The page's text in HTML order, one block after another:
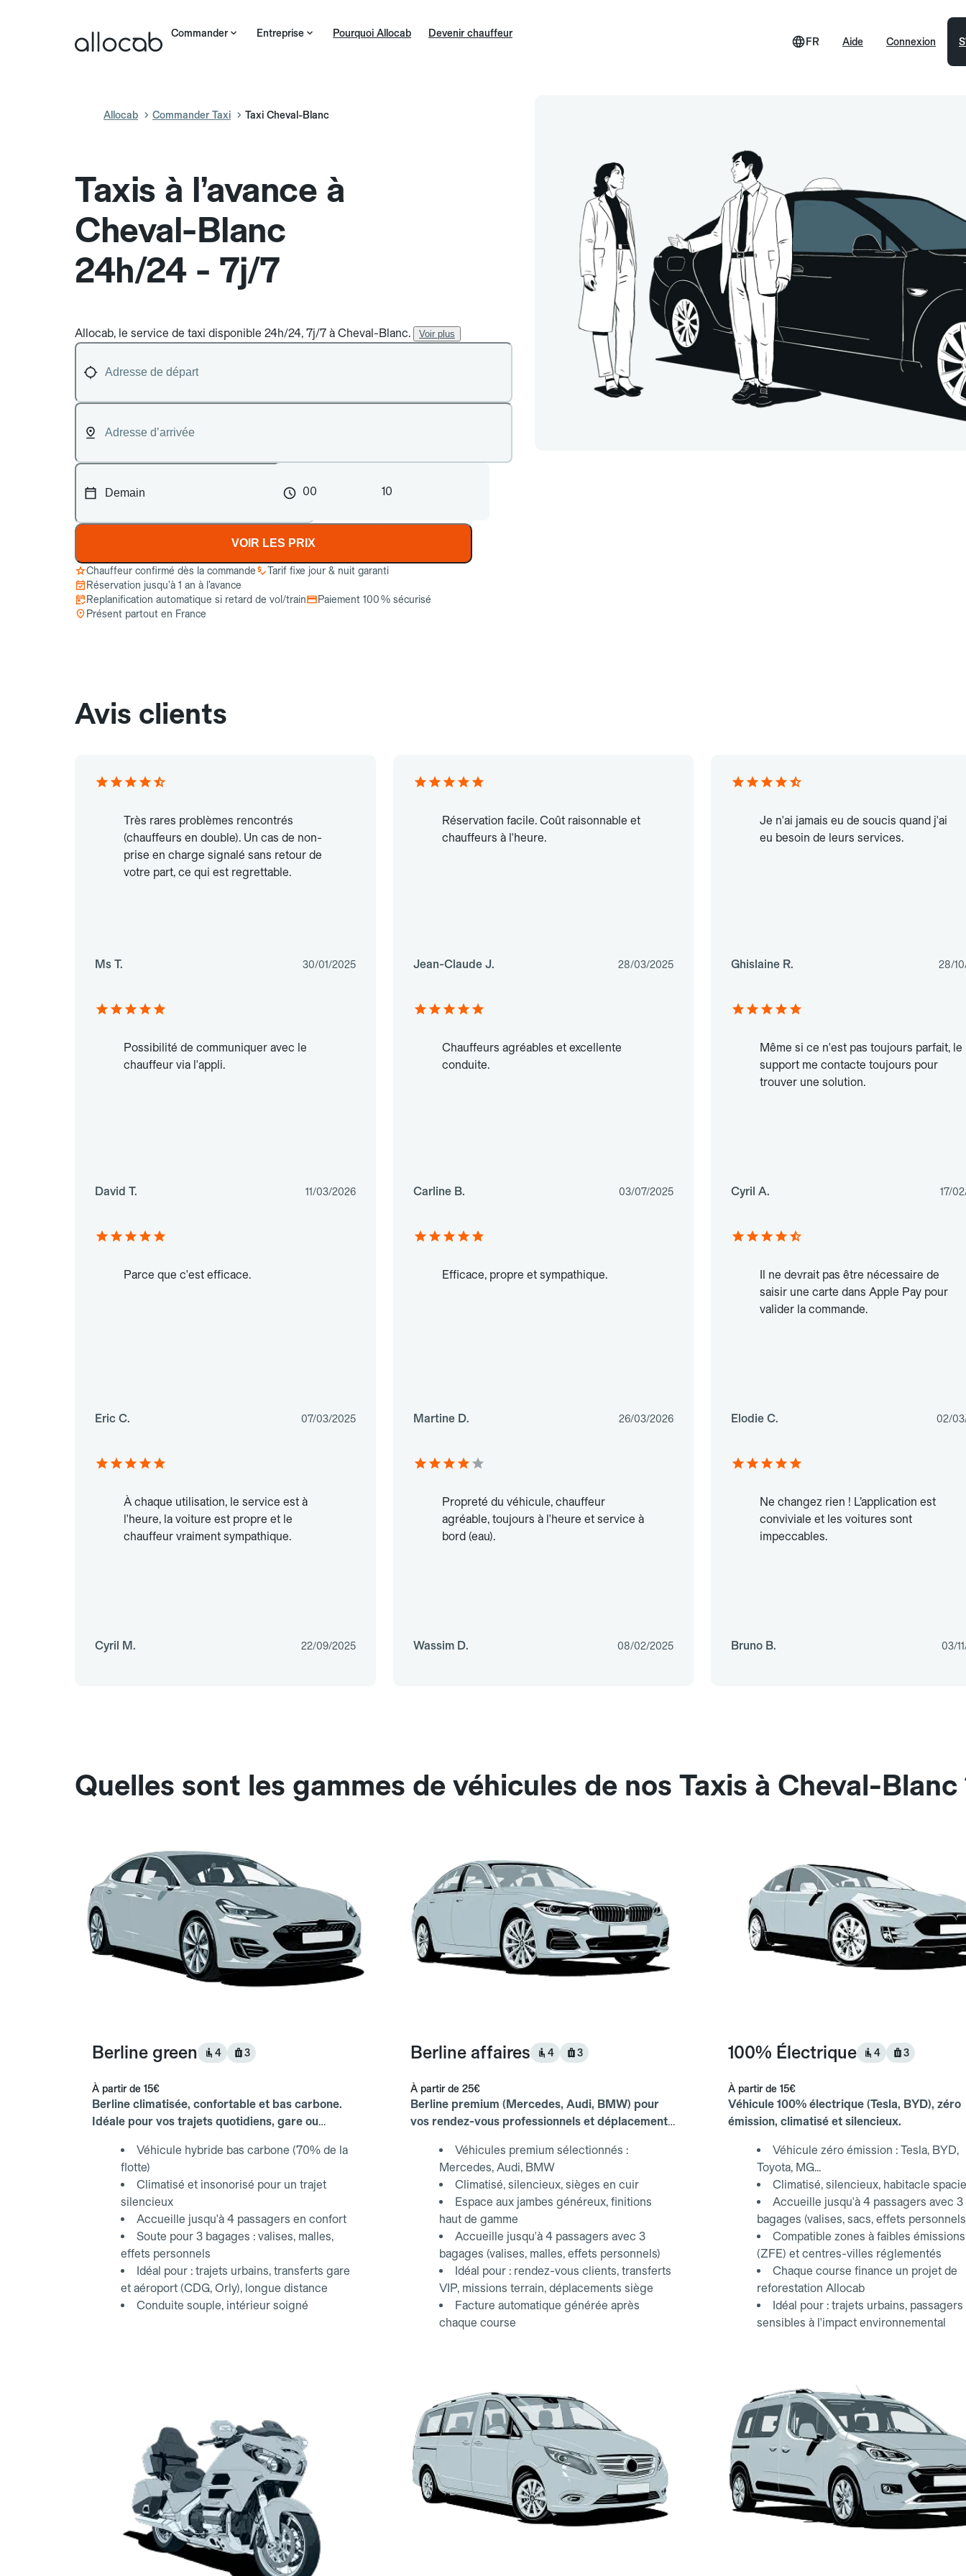
Commander Entreprise Pourquoi Allocab Devenir chauffeur
Aide
FR Connexion
Allocab Commander Taxi Taxi Cheval-Blanc
Taxis à l’avance à
Cheval-Blanc
24h/24 - 7j/7
Allocab, le service de taxi disponible 24h/24, 7j/7 à Cheval-Blanc. Voir plus
00 10
VOIR LES PRIX
Chauffeur confirmé dès la commande
Tarif fixe jour & nuit garanti
Réservation jusqu’à 1 an à l’avance
Replanification automatique si retard de vol/train
Paiement 100 % sécurisé
Présent partout en France
Avis clients
Très rares problèmes rencontrés
(chauffeurs en double). Un cas de non-
prise en charge signalé sans retour de
votre part, ce qui est regrettable.
Ms T. 30/01/2025
Réservation facile. Coût raisonnable et
chauffeurs à l'heure.
Jean-Claude J. 28/03/2025
Je n'ai jamais eu de soucis quand j'ai
eu besoin de leurs services.
Ghislaine R. 28/
Possibilité de communiquer avec le
chauffeur via l'appli.
David T. 11/03/2026
Chauffeurs agréables et excellente
conduite.
Carline B. 03/07/2025
Même si ce n'est pas toujours parfait, le
support me contacte toujours pour
trouver une solution.
Cyril A. 17/
Parce que c'est efficace.
Eric C. 07/03/2025
Efficace, propre et sympathique.
Martine D. 26/03/2026
Il ne devrait pas être nécessaire de
saisir une carte dans Apple Pay pour
valider la commande.
Elodie C. 02/
À chaque utilisation, le service est à
l'heure, la voiture est propre et le
chauffeur vraiment sympathique.
Cyril M. 22/09/2025
Propreté du véhicule, chauffeur
agréable, toujours à l'heure et service à
bord (eau).
Wassim D. 08/02/2025
Ne changez rien ! L’application est
conviviale et les voitures sont
impeccables.
Bruno B. 03/
Quelles sont les gammes de véhicules de nos Taxis à Cheval-Blanc
Berline green 4 3
À partir de 15€
Berline climatisée, confortable et bas carbone.
Idéale pour vos trajets quotidiens, gare ou
Véhicule hybride bas carbone (70% de la
flotte)
Climatisé et insonorisé pour un trajet
silencieux
Accueille jusqu'à 4 passagers en confort
Soute pour 3 bagages : valises, malles,
effets personnels
Idéal pour : trajets urbains, transferts gare
et aéroport (CDG, Orly), longue distance
Conduite souple, intérieur soigné
Berline affaires 4 3
À partir de 25€
Berline premium (Mercedes, Audi, BMW) pour
vos rendez-vous professionnels et déplacements
Véhicules premium sélectionnés :
Mercedes, Audi, BMW
Climatisé, silencieux, sièges en cuir
Espace aux jambes généreux, finitions
haut de gamme
Accueille jusqu'à 4 passagers avec 3
bagages (valises, malles, effets personnels)
Idéal pour : rendez-vous clients, transferts
VIP, missions terrain, déplacements siège
Facture automatique générée après
chaque course
100% Électrique 4 3
À partir de 15€
Véhicule 100% électrique (Tesla, BYD), zéro
émission, climatisé et silencieux.
Véhicule zéro émission : Tesla, BYD,
Toyota, MG...
Climatisé, silencieux, habitacle
Accueille jusqu'à 4 passagers avec 3
bagages (valises, sacs, effets
Compatible zones à faibles émissions
(ZFE) et centres-villes réglementés
Chaque course finance un projet de
reforestation Allocab
Idéal pour : trajets urbains, passagers
sensibles à l'impact environnemental